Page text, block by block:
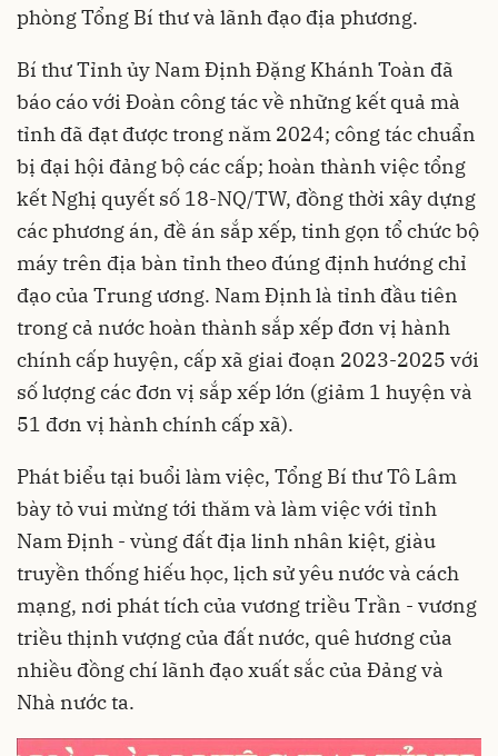
phòng Tổng Bí thư và lãnh đạo địa phương.
Bí thư Tỉnh ủy Nam Định Đặng Khánh Toàn đã
báo cáo với Đoàn công tác về những kết quả mà
tỉnh đã đạt được trong năm 2024; công tác chuẩn
bị đại hội đảng bộ các cấp; hoàn thành việc tổng
kết Nghị quyết số 18-NQ/TW, đồng thời xây dựng
các phương án, đề án sắp xếp, tinh gọn tổ chức bộ
máy trên địa bàn tỉnh theo đúng định hướng chỉ
đạo của Trung ương. Nam Định là tỉnh đầu tiên
trong cả nước hoàn thành sắp xếp đơn vị hành
chính cấp huyện, cấp xã giai đoạn 2023-2025 với
số lượng các đơn vị sắp xếp lớn (giảm 1 huyện và
51 đơn vị hành chính cấp xã).
Phát biểu tại buổi làm việc, Tổng Bí thư Tô Lâm
bày tỏ vui mừng tới thăm và làm việc với tỉnh
Nam Định - vùng đất địa linh nhân kiệt, giàu
truyền thống hiếu học, lịch sử yêu nước và cách
mạng, nơi phát tích của vương triều Trần - vương
triều thịnh vượng của đất nước, quê hương của
nhiều đồng chí lãnh đạo xuất sắc của Đảng và
Nhà nước ta.